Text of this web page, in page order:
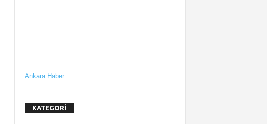
Ankara Haber
KATEGORİ